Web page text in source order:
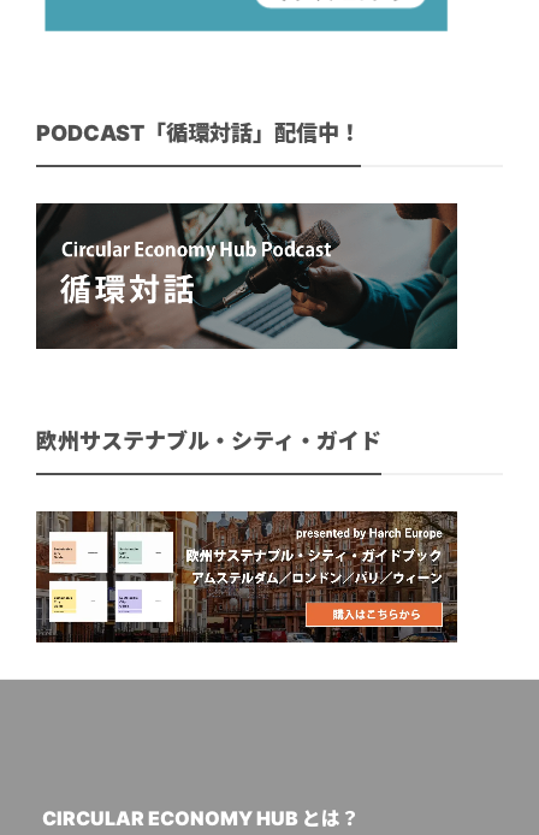
PODCAST「循環対話」配信中！
欧州サステナブル・シティ・ガイド
CIRCULAR ECONOMY HUB とは？